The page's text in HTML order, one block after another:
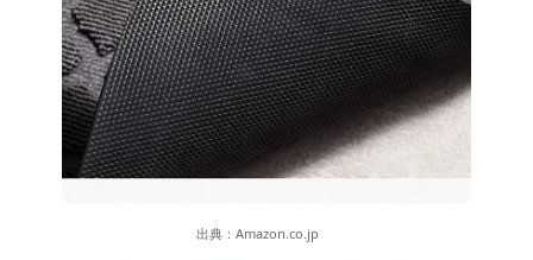
出典： Amazon.co.jp